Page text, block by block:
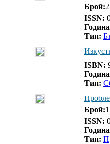
Брой:2
ISSN:
Тип:
ISBN:
Тип:
Брой:1
ISSN:
Тип: